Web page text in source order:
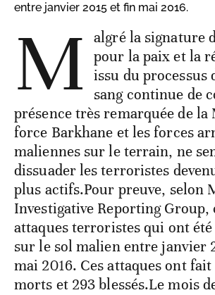
entre janvier 2015 et fin mai 2016.
M
algré la signature
pour la paix et la
issu du processus
sang continue de
présence très remarquée de
force Barkhane et les forces
maliennes sur le terrain, ne
dissuader les terroristes
plus actifs.Pour preuve, selon
Investigative Reporting Group,
attaques terroristes qui ont
sur le sol malien entre janvier
mai 2016. Ces attaques ont
morts et 293 blessés.Le mois